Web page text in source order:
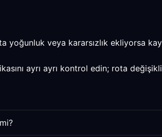
yoğunluk veya kararsızlık ekliyorsa
ayrı ayrı kontrol edin; rota